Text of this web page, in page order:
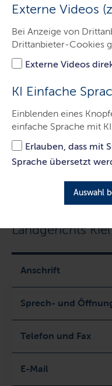
Externe Videos
Bei Anzeige von
Drittanbieter-Cookies
Externe Videos
KI Einfache
Einblenden eines
einfache Sprache mit
Erlauben, dass mit
Sprache übersetzt
Auswahl
Presse & Medien
Ausbildung & Beruf
Erreichbarkeit
LETZTE AKTUALISIERUNG:
Landgerichts Kiel
Anschrift
Sprech- und
Telefon und Fax
E-Mail